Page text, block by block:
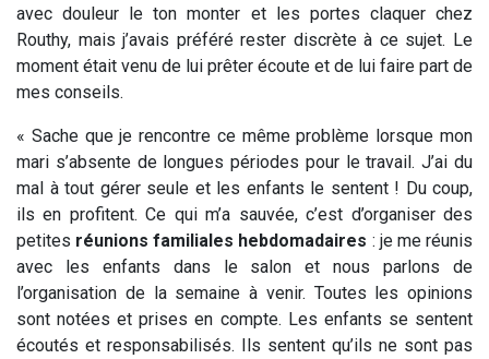
avec douleur le ton monter et les portes claquer chez
Routhy, mais j’avais préféré rester discrète à ce sujet. Le
moment était venu de lui prêter écoute et de lui faire part de
mes conseils.
« Sache que je rencontre ce même problème lorsque mon
mari s’absente de longues périodes pour le travail. J’ai du
mal à tout gérer seule et les enfants le sentent ! Du coup,
ils en profitent. Ce qui m’a sauvée, c’est d’organiser des
petites réunions familiales hebdomadaires : je me réunis
avec les enfants dans le salon et nous parlons de
l’organisation de la semaine à venir. Toutes les opinions
sont notées et prises en compte. Les enfants se sentent
écoutés et responsabilisés. Ils sentent qu’ils ne sont pas